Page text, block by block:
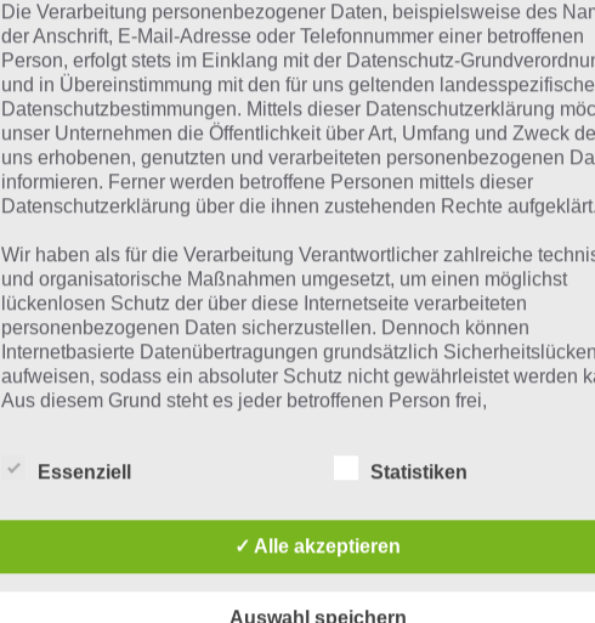
GROß
Du suchst eine andere Lösung?
Tägliches BONUS Rätsel:Zur Lösung vom 27.7.2019
Rätsel aus dem Jahr 2018:Schau mal, was vor einem Jahr,
Zur Übersicht:4 Bilder 1 Wort Lösungen zu Deutschland im
Die Verarbeitung personenbezogener Daten, beispielsweise des
der Anschrift, E-Mail-Adresse oder Telefonnummer einer betroffenen
Person, erfolgt stets im Einklang mit der Datenschutz-
und in Übereinstimmung mit den für uns geltenden
Datenschutzbestimmungen. Mittels dieser Datenschutzerklärung
unser Unternehmen die Öffentlichkeit über Art, Umfang und Zweck
uns erhobenen, genutzten und verarbeiteten personenbezogenen
informieren. Ferner werden betroffene Personen mittels dieser
Datenschutzerklärung über die ihnen zustehenden Rechte aufgeklärt.
Wir haben als für die Verarbeitung Verantwortlicher zahlreiche
und organisatorische Maßnahmen umgesetzt, um einen möglichst
lückenlosen Schutz der über diese Internetseite verarbeiteten
personenbezogenen Daten sicherzustellen. Dennoch können
Internetbasierte Datenübertragungen grundsätzlich Sicherheitslücken
aufweisen, sodass ein absoluter Schutz nicht gewährleistet werden
Aus diesem Grund steht es jeder betroffenen Person frei,
Europäischen Richtlinien- und Verordnungsgeber beim Erlass der
Essenziell Statistiken
✓ Alle akzeptieren
Auswahl speichern